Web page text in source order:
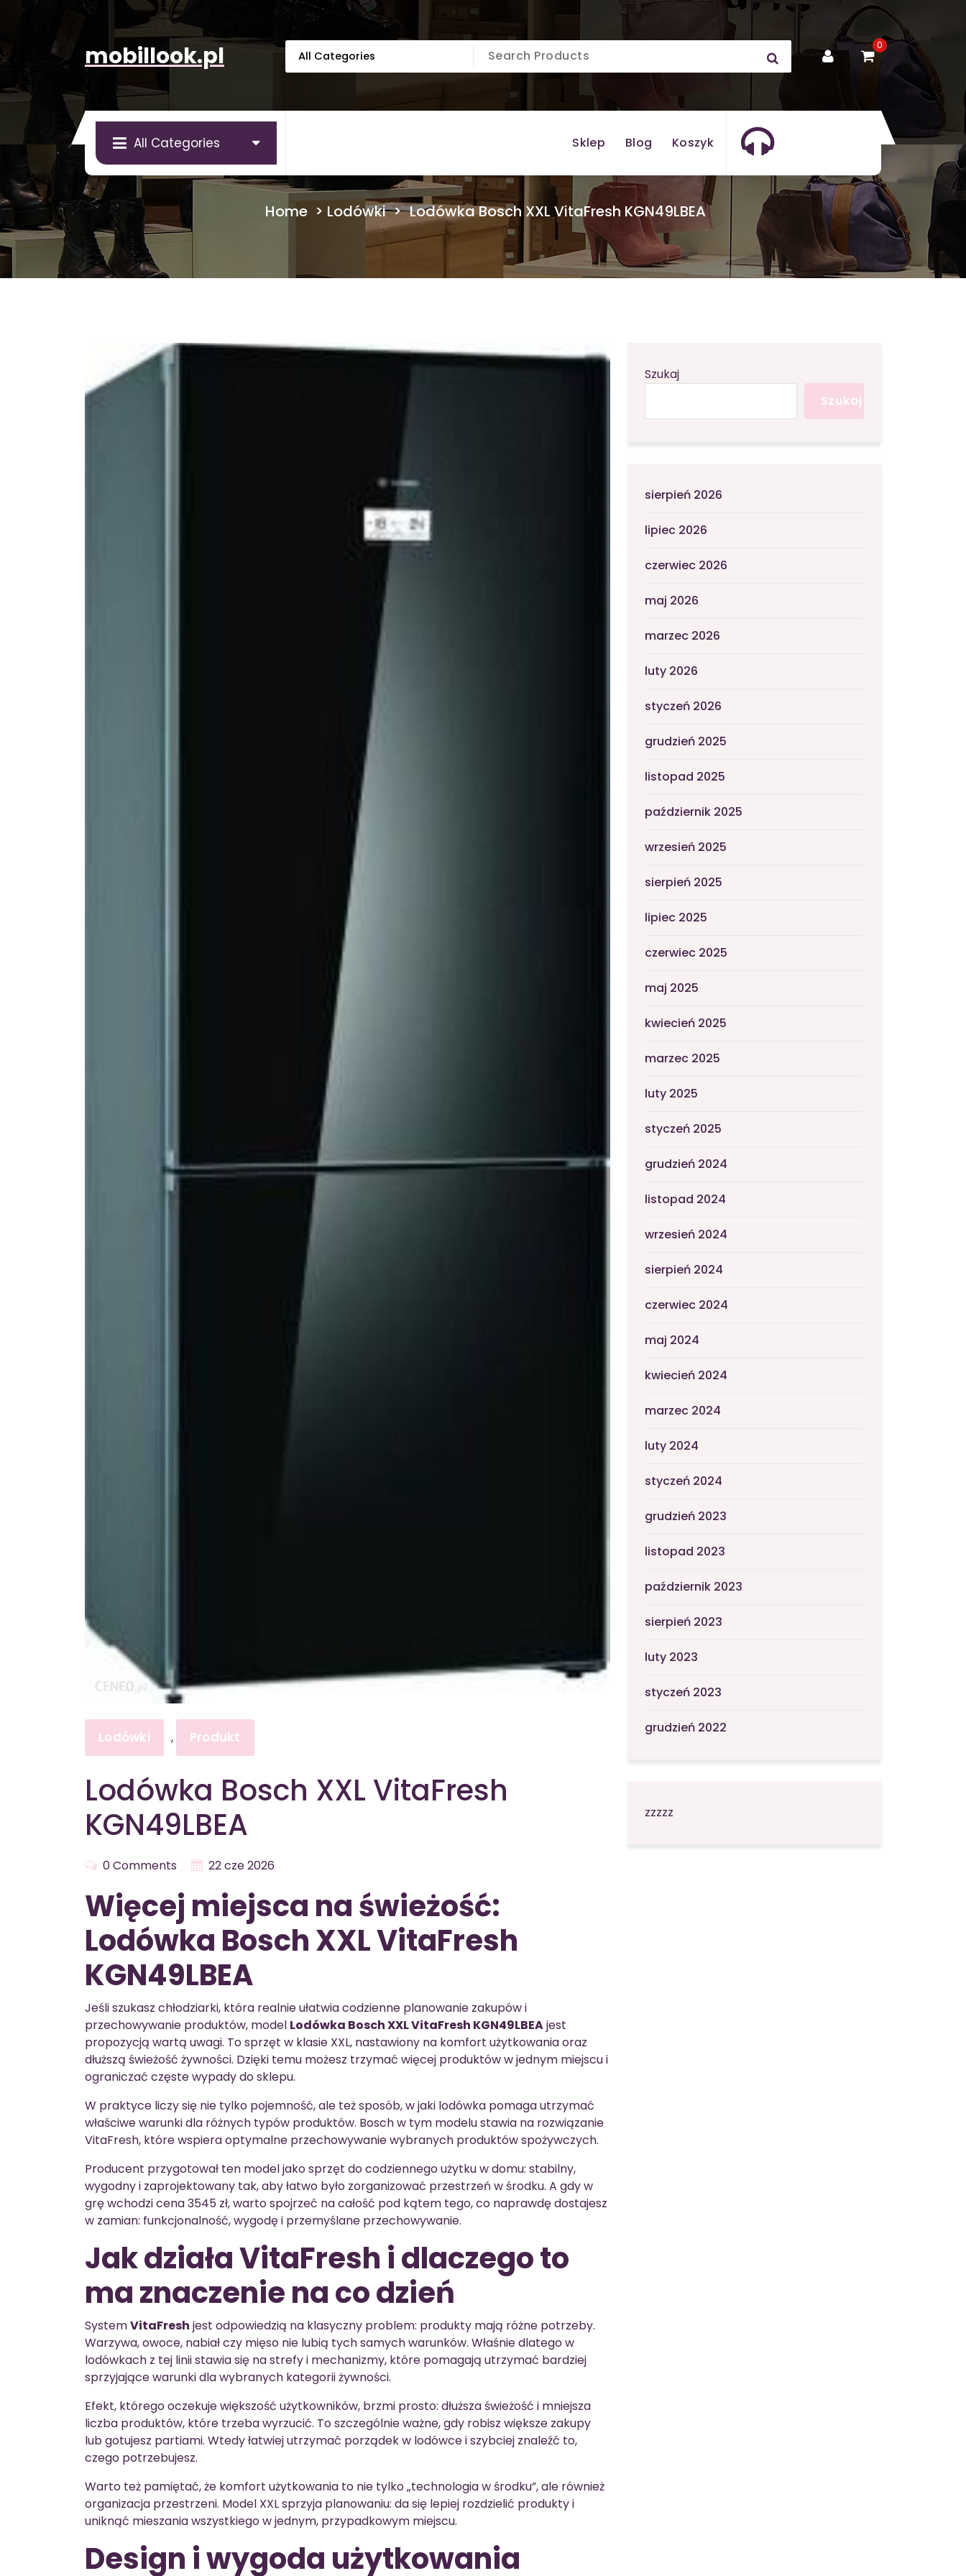
mobillook.pl 0
All Categories Sklep Blog Koszyk
Home> Lodówki> Lodówka Bosch XXL VitaFresh KGN49LBEA
Lodówki , Produkt
Lodówka Bosch XXL VitaFresh
KGN49LBEA
0 Comments 22 cze 2026
Więcej miejsca na świeżość:
Lodówka Bosch XXL VitaFresh
KGN49LBEA
Jeśli szukasz chłodziarki, która realnie ułatwia codzienne planowanie zakupów i
przechowywanie produktów, model Lodówka Bosch XXL VitaFresh KGN49LBEAjest
propozycją wartą uwagi. To sprzęt w klasie XXL, nastawiony na komfort użytkowania oraz
dłuższą świeżość żywności. Dzięki temu możesz trzymać więcej produktów w jednym miejscu i
ograniczać częste wypady do sklepu.
W praktyce liczy się nie tylko pojemność, ale też sposób, w jaki lodówka pomaga utrzymać
właściwe warunki dla różnych typów produktów. Bosch w tym modelu stawia na rozwiązanie
VitaFresh, które wspiera optymalne przechowywanie wybranych produktów spożywczych.
Producent przygotował ten model jako sprzęt do codziennego użytku w domu: stabilny,
wygodny i zaprojektowany tak, aby łatwo było zorganizować przestrzeń w środku. A gdy w
grę wchodzi cena 3545 zł, warto spojrzeć na całość pod kątem tego, co naprawdę dostajesz
w zamian: funkcjonalność, wygodę i przemyślane przechowywanie.
Jak działa VitaFresh i dlaczego to
ma znaczenie na co dzień
SystemVitaFresh jest odpowiedzią na klasyczny problem: produkty mają różne potrzeby.
Warzywa, owoce, nabiał czy mięso nie lubią tych samych warunków. Właśnie dlatego w
lodówkach z tej linii stawia się na strefy i mechanizmy, które pomagają utrzymać bardziej
sprzyjające warunki dla wybranych kategorii żywności.
Efekt, którego oczekuje większość użytkowników, brzmi prosto: dłuższa świeżość i mniejsza
liczba produktów, które trzeba wyrzucić. To szczególnie ważne, gdy robisz większe zakupy
lub gotujesz partiami. Wtedy łatwiej utrzymać porządek w lodówce i szybciej znaleźć to,
czego potrzebujesz.
Warto też pamiętać, że komfort użytkowania to nie tylko „technologia w środku”, ale również
organizacja przestrzeni. Model XXL sprzyja planowaniu: da się lepiej rozdzielić produkty i
uniknąć mieszania wszystkiego w jednym, przypadkowym miejscu.
Design i wygoda użytkowania
Szukaj
Szukaj
sierpień 2026
lipiec 2026
czerwiec 2026
maj 2026
marzec 2026
luty 2026
styczeń 2026
grudzień 2025
listopad 2025
październik 2025
wrzesień 2025
sierpień 2025
lipiec 2025
czerwiec 2025
maj 2025
kwiecień 2025
marzec 2025
luty 2025
styczeń 2025
grudzień 2024
listopad 2024
wrzesień 2024
sierpień 2024
czerwiec 2024
maj 2024
kwiecień 2024
marzec 2024
luty 2024
styczeń 2024
grudzień 2023
listopad 2023
październik 2023
sierpień 2023
luty 2023
styczeń 2023
grudzień 2022
zzzzz